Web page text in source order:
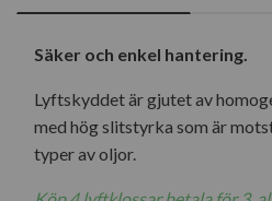
Säker och enkel hantering.
Lyftskyddet är gjutet av
med hög slitstyrka som är
typer av oljor.